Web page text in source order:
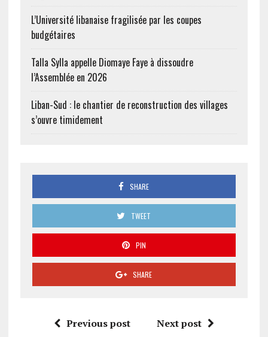
L’Université libanaise fragilisée par les coupes
budgétaires
Talla Sylla appelle Diomaye Faye à dissoudre
l’Assemblée en 2026
Liban-Sud : le chantier de reconstruction des villages
s’ouvre timidement
SHARE
TWEET
PIN
SHARE
Previous post Next post